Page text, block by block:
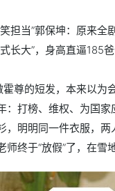
笑担当”郭保坤：原来全
长大”，身高直逼185
霍尊的短发，本来以为
：打榜、维权、为国家
，明明同一件衣服，
师终于“放假”了，在雪